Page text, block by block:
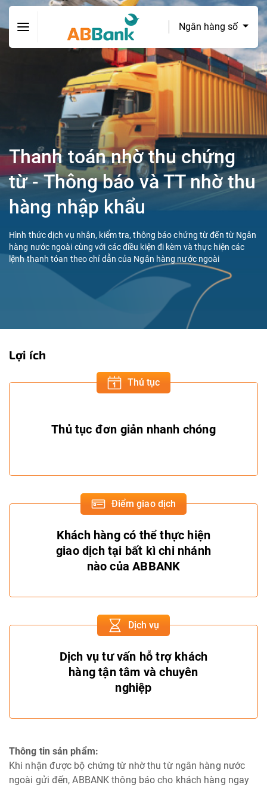
Ngân hàng số
Thanh toán nhờ thu chứng
từ - Thông báo và TT nhờ thu
hàng nhập khẩu
Hình thức dịch vụ nhận, kiểm tra, thông báo chứng từ đến từ Ngân
hàng nước ngoài cùng với các điều kiện đi kèm và thực hiện các
lệnh thanh tóan theo chỉ dẫn của Ngân hàng nước ngoài
Lợi ích
Thủ tục
Thủ tục đơn giản nhanh chóng
Điểm giao dịch
Khách hàng có thể thực hiện
giao dịch tại bất kì chi nhánh
nào của ABBANK
Dịch vụ
Dịch vụ tư vấn hỗ trợ khách
hàng tận tâm và chuyên
nghiệp
Thông tin sản phẩm:
Khi nhận được bộ chứng từ nhờ thu từ ngân hàng nước
ngoài gửi đến, ABBANK thông báo cho khách hàng ngay